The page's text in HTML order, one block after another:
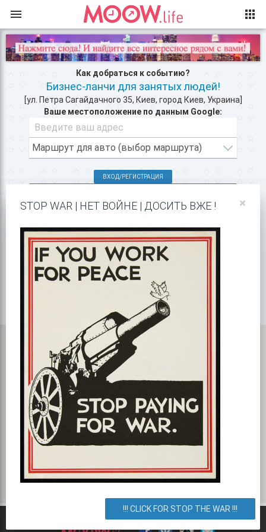
Как добраться к событию?
Бизнес-ланчи для занятых людей!
[ул. Петра Сагайдачного 35, Киев, город Киев, Украина]
Ваше местоположение по данным Google:
ВХОД/РЕГИСТРАЦИЯ
РЕСТОРАНЫ В ЦЕНТРЕ КИЕВА >>
ПОКАЗАТЬ НА GOOGLE MAPS!
Карта с маршрутом, как добратся на мероприятие или проехать
к событию. Бизнес-ланчи для занятых людей!
ул. Петра Сагайдачного 35, Киев, город Киев, Украина. Как
добраться? Как доехать? Маршрут.
×
STOP WAR | НЕТ ВОЙНЕ | ДОСИТЬ ВЖЕ !
!!! CLICK FOR STOP THE WAR !!!